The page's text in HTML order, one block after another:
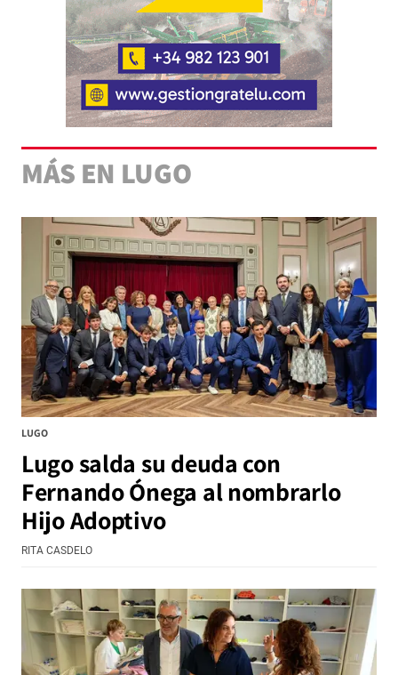
MÁS EN LUGO
LUGO
Lugo salda su deuda con
Fernando Ónega al nombrarlo
Hijo Adoptivo
RITA CASDELO